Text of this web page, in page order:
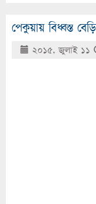
পেকুয়ায় বিধ্বস্ত
২০১৫, জুলাই ১১